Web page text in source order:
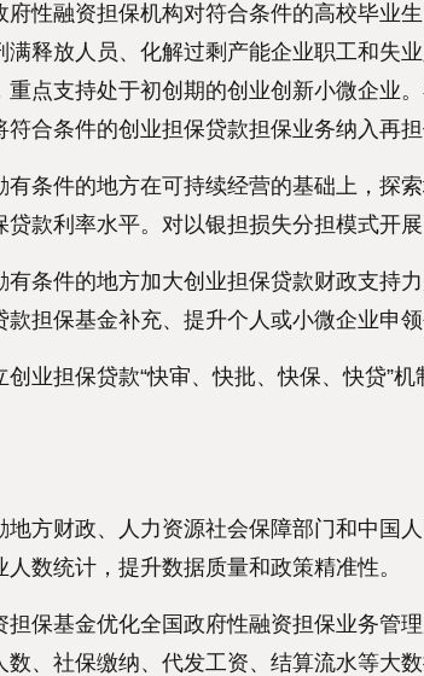
融资担保机构对符合条件的高校毕业
释放人员、化解过剩产能企业职工和
点支持处于初创期的创业创新小微企
合条件的创业担保贷款担保业务纳入再
件的地方在可持续经营的基础上，探
款利率水平。对以银担损失分担模式开
件的地方加大创业担保贷款财政支持
担保基金补充、提升个人或小微企业申
担保贷款“快审、快批、快保、快贷”机
财政、人力资源社会保障部门和中国
数统计，提升数据质量和政策精准性。
基金优化全国政府性融资担保业务管
、社保缴纳、代发工资、结算流水等大